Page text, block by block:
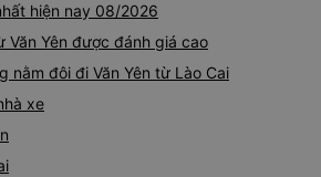
hiện nay 08/2026
Văn Yên được đánh giá cao
đôi đi Văn Yên từ Lào Cai
xe